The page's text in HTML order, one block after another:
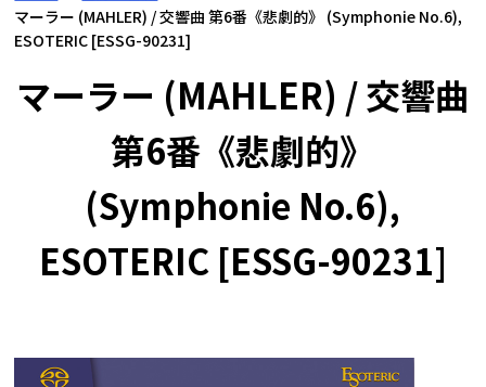
マーラー (MAHLER) / 交響曲 第6番《悲劇的》 (Symphonie No.6),
ESOTERIC [ESSG-90231]
マーラー (MAHLER) / 交響曲
第6番《悲劇的》
(Symphonie No.6),
ESOTERIC [ESSG-90231]